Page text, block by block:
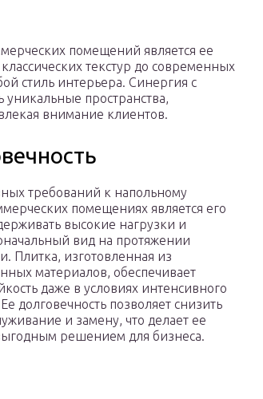
помещений является ее
текстур до современных
стиль интерьера. Синергия с
уникальные пространства,
внимание клиентов.
требований к напольному
помещениях является его
высокие нагрузки и
вид на протяжении
Плитка, изготовленная из
материалов, обеспечивает
даже в условиях интенсивного
долговечность позволяет снизить
и замену, что делает ее
решением для бизнеса.